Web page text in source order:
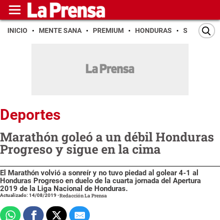
INICIO MENTE SANA PREMIUM HONDURAS SAN PEDRO
Deportes
Marathón goleó a un débil Honduras
Progreso y sigue en la cima
El Marathón volvió a sonreír y no tuvo piedad al golear 4-1 al
Honduras Progreso en duelo de la cuarta jornada del Apertura
2019 de la Liga Nacional de Honduras.
Actualizado: 14/08/2019-Redacción La Prensa